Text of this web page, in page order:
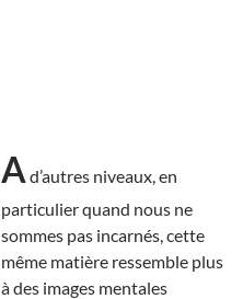
A d’autres niveaux, en
particulier quand nous ne
sommes pas incarnés, cette
même matière ressemble plus
à des images mentales